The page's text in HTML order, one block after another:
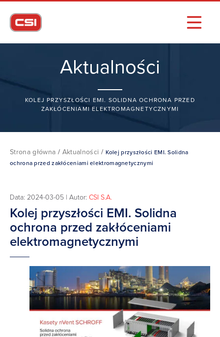
Aktualności
KOLEJ PRZYSZŁOŚCI EMI. SOLIDNA OCHRONA PRZED
ZAKŁÓCENIAMI ELEKTROMAGNETYCZNYMI
Strona główna / Aktualności / Kolej przyszłości EMI. Solidna
ochrona przed zakłóceniami elektromagnetycznymi
Data: 2024-03-05 | Autor: CSI S.A.
Kolej przyszłości EMI. Solidna
ochrona przed zakłóceniami
elektromagnetycznymi